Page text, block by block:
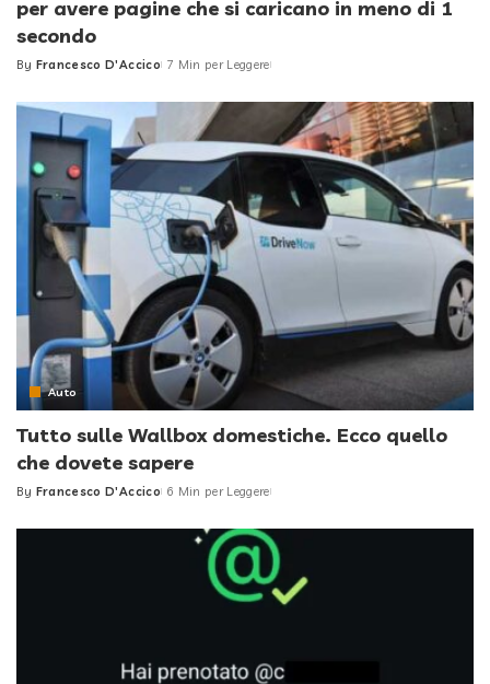
per avere pagine che si caricano in meno di 1
secondo
Posted
By Francesco D'Accico 7 Min per Leggere
Auto
Tutto sulle Wallbox domestiche. Ecco quello
che dovete sapere
Posted
By Francesco D'Accico 6 Min per Leggere